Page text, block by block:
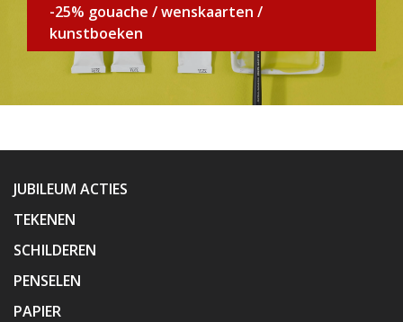
-25% gouache / wenskaarten /
kunstboeken
JUBILEUM ACTIES
TEKENEN
SCHILDEREN
PENSELEN
PAPIER